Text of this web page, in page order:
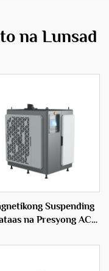
na Lunsad
Suspending
na Presyong AC
Sentriso Tipo OEM